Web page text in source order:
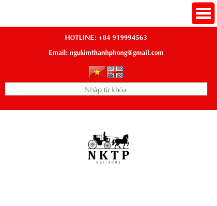
HOTLINE: +84 919994563
Email: ngukimthanhphong@gmail.com